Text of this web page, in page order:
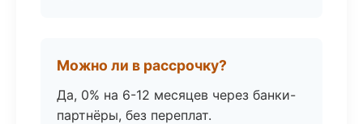
Можно ли в рассрочку?
Да, 0% на 6-12 месяцев через банки-
партнёры, без переплат.